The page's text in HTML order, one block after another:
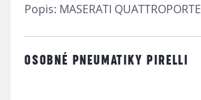
Popis: MASERATI QUATTROPORTE
OSOBNÉ PNEUMATIKY PIRELLI